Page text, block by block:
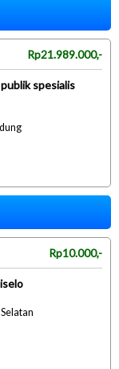
Rp21.989.000,-
spesialis
Rp10.000,-